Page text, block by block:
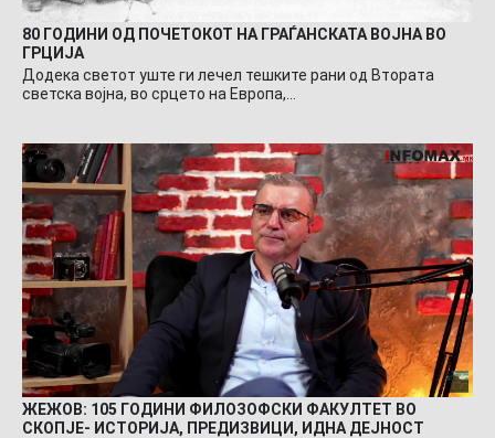
80 ГОДИНИ ОД ПОЧЕТОКОТ НА ГРАЃАНСКАТА ВОЈНА ВО
ГРЦИЈА
Додека светот уште ги лечел тешките рани од Втората
светска војна, во срцето на Европа,…
ЖЕЖОВ: 105 ГОДИНИ ФИЛОЗОФСКИ ФАКУЛТЕТ ВО
СКОПЈЕ- ИСТОРИЈА, ПРЕДИЗВИЦИ, ИДНА ДЕЈНОСТ